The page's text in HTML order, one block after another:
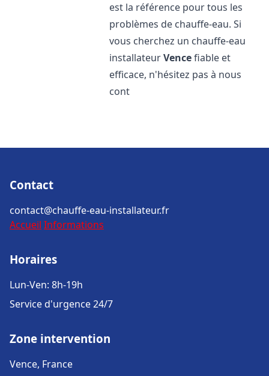
est la référence pour tous les
problèmes de chauffe-eau. Si
vous cherchez un chauffe-eau
installateurVencefiable et
efficace, n'hésitez pas à nous
cont
Contact
contact@chauffe-eau-installateur.fr
Accueil Informations
Horaires
Lun-Ven: 8h-19h
Service d'urgence 24/7
Zone intervention
Vence, France